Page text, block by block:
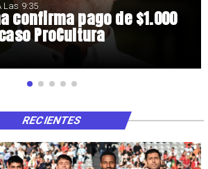
confirma pago de $1.000
ProCultura
Las 9:35
RECIENTES